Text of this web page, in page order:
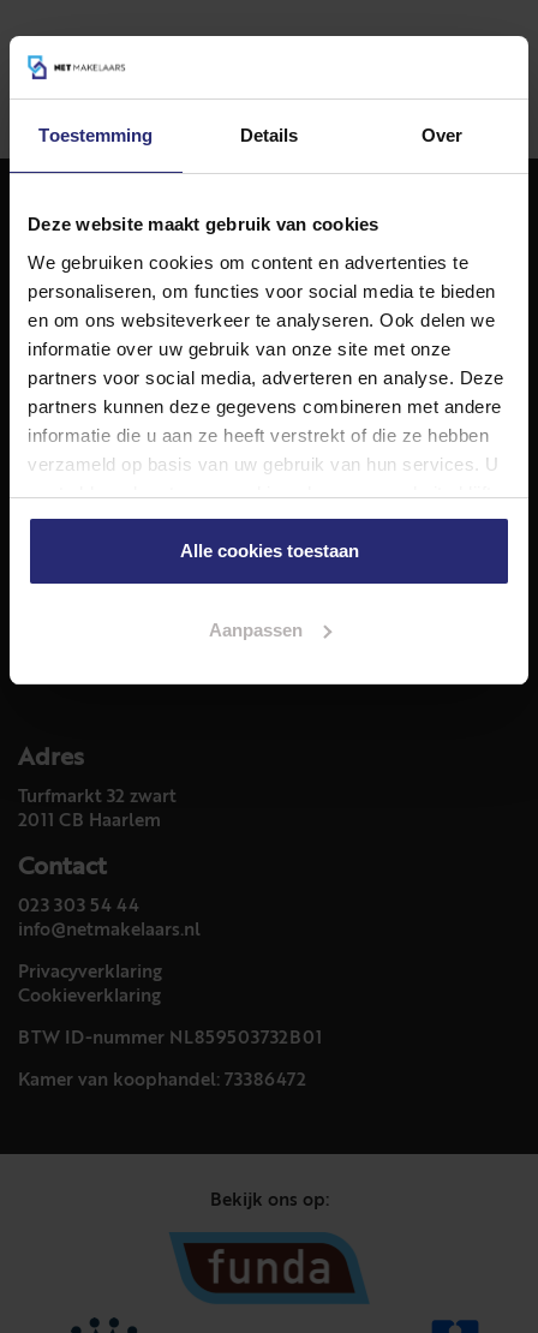
Toestemming Details Over
Deze website maakt gebruik van cookies
We gebruiken cookies om content en advertenties te
personaliseren, om functies voor social media te bieden
en om ons websiteverkeer te analyseren. Ook delen we
informatie over uw gebruik van onze site met onze
partners voor social media, adverteren en analyse. Deze
partners kunnen deze gegevens combineren met andere
informatie die u aan ze heeft verstrekt of die ze hebben
verzameld op basis van uw gebruik van hun services. U
gaat akkoord met onze cookies als u onze website blijft
gebruiken.
Alle cookies toestaan
Aanpassen
023 303 54 44
NET Makelaars
NET Makelaars is een modern makelaarskantoor met
decennialange ervaring in het vak en diepgaande kennis
van de huizenmarkt in Haarlem en omstreken.
Volg ons op
Diensten
Aankoop
Meer informatie over
Adres
Turfmarkt 32 zwart
2011 CB Haarlem
Contact
023 303 54 44
info@netmakelaars.nl
Privacyverklaring
Cookieverklaring
BTW ID-nummer NL859503732B01
Kamer van koophandel: 73386472
Bekijk ons op: